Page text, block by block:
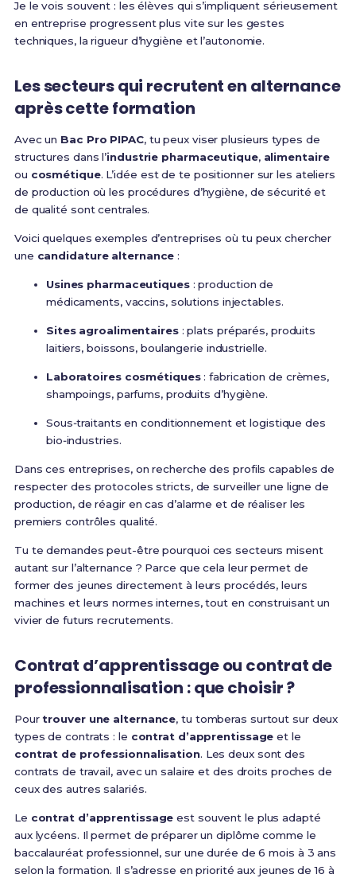
Je le vois souvent : les élèves qui s’impliquent sérieusement
en entreprise progressent plus vite sur les gestes
techniques, la rigueur d’hygiène et l’autonomie.
Les secteurs qui recrutent en alternance
après cette formation
Avec un Bac Pro PIPAC, tu peux viser plusieurs types de
structures dans l’industrie pharmaceutique, alimentaire
ou cosmétique. L’idée est de te positionner sur les ateliers
de production où les procédures d’hygiène, de sécurité et
de qualité sont centrales.
Voici quelques exemples d’entreprises où tu peux chercher
une candidature alternance :
Usines pharmaceutiques: production de
médicaments, vaccins, solutions injectables.
Sites agroalimentaires: plats préparés, produits
laitiers, boissons, boulangerie industrielle.
Laboratoires cosmétiques: fabrication de crèmes,
shampoings, parfums, produits d’hygiène.
Sous‑traitants en conditionnement et logistique des
bio‑industries.
Dans ces entreprises, on recherche des profils capables de
respecter des protocoles stricts, de surveiller une ligne de
production, de réagir en cas d’alarme et de réaliser les
premiers contrôles qualité.
Tu te demandes peut-être pourquoi ces secteurs misent
autant sur l’alternance ? Parce que cela leur permet de
former des jeunes directement à leurs procédés, leurs
machines et leurs normes internes, tout en construisant un
vivier de futurs recrutements.
Contrat d’apprentissage ou contrat de
professionnalisation : que choisir ?
Pourtrouver une alternance, tu tomberas surtout sur deux
types de contrats : le contrat d’apprentissage et le
contrat de professionnalisation. Les deux sont des
contrats de travail, avec un salaire et des droits proches de
ceux des autres salariés.
Le contrat d’apprentissage est souvent le plus adapté
aux lycéens. Il permet de préparer un diplôme comme le
baccalauréat professionnel, sur une durée de 6 mois à 3 ans
selon la formation. Il s’adresse en priorité aux jeunes de 16 à